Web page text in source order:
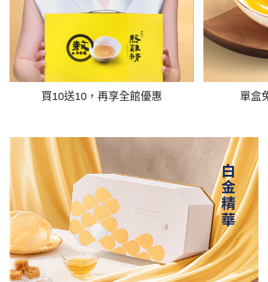
買10送10，再享全館優惠 單盒